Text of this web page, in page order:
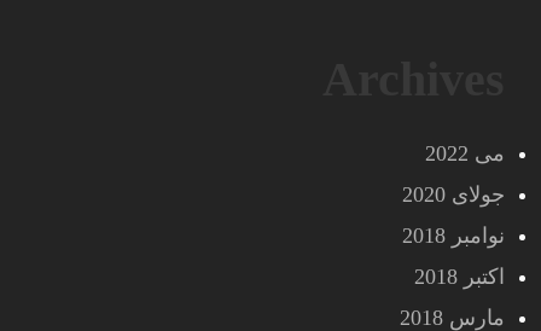
می 2022
جولای 2020
نوامبر 2018
اکتبر 2018
مارس 2018